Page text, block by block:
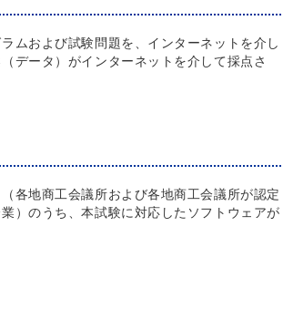
ムおよび試験問題を、インターネットを介し
データ）がインターネットを介して採点さ
各地商工会議所および各地商工会議所が認定
）のうち、本試験に対応したソフトウェアが